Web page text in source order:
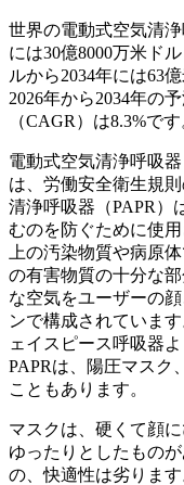
世界の電動式空気清
には30億8000万米ド
ルから2034年には63
2026年から2034年の
（CAGR）は8.3%です
電動式空気清浄呼吸
は、労働安全衛生規
清浄呼吸器（PAPR）
むのを防ぐために使
上の汚染物質や病原
の有害物質の十分な
な空気をユーザーの
ンで構成されていま
ェイスピース呼吸器
PAPRは、陽圧マスク
こともあります。
マスクは、硬くて顔
ゆったりとしたもの
の、快適性は劣りま